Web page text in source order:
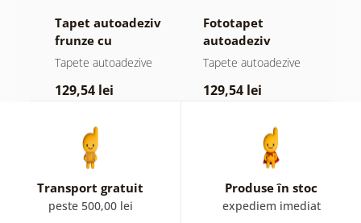
Tapet autoadeziv
frunze cu
atingere
Tapete autoadezive
129,54 lei
Fototapet
autoadeziv
pădure în ceață
Tapete autoadezive
129,54 lei
Transport gratuit
peste 500,00 lei
Produse în stoc
expediem imediat